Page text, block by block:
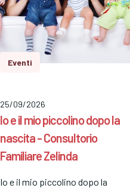
Eventi
25/09/2026
Io e il mio piccolino dopo la
nascita - Consultorio
Familiare Zelinda
Io e il mio piccolino dopo la